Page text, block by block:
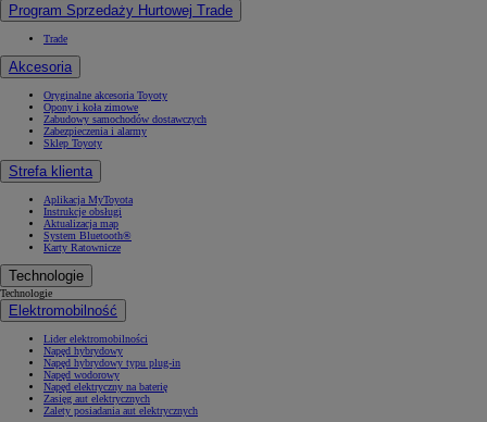
Program Sprzedaży Hurtowej Trade
Trade
Akcesoria
Oryginalne akcesoria Toyoty
Opony i koła zimowe
Zabudowy samochodów dostawczych
Zabezpieczenia i alarmy
Sklep Toyoty
Strefa klienta
Aplikacja MyToyota
Instrukcje obsługi
Aktualizacja map
System Bluetooth®
Karty Ratownicze
Technologie
Technologie
Elektromobilność
Lider elektromobilności
Napęd hybrydowy
Napęd hybrydowy typu plug-in
Napęd wodorowy
Napęd elektryczny na baterię
Zasięg aut elektrycznych
Zalety posiadania aut elektrycznych